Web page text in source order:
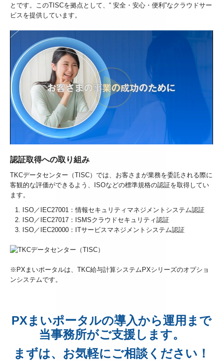
とです。このTISCを拠点として、“ 安全・安心・便利”なクラウドサー
ビスを提供しています。
認証取得への取り組み
TKCデータセンター（TISC）では、お客さまが業務を委託される際に
客観的な評価ができるよう、ISOなどの標準規格の認証を取得してい
ます。
ISO／IEC27001：情報セキュリティマネジメントシステム認証
ISO／IEC27017：ISMSクラウドセキュリティ認証
ISO／IEC20000：ITサービスマネジメントシステム認証
※PXまいポータルは、TKC給与計算システムPXシリーズのオプショ
ンシステムです。
PXまいポータルの導入から運用まで
当事務所がご支援します。
まずは、お気軽にご相談ください！